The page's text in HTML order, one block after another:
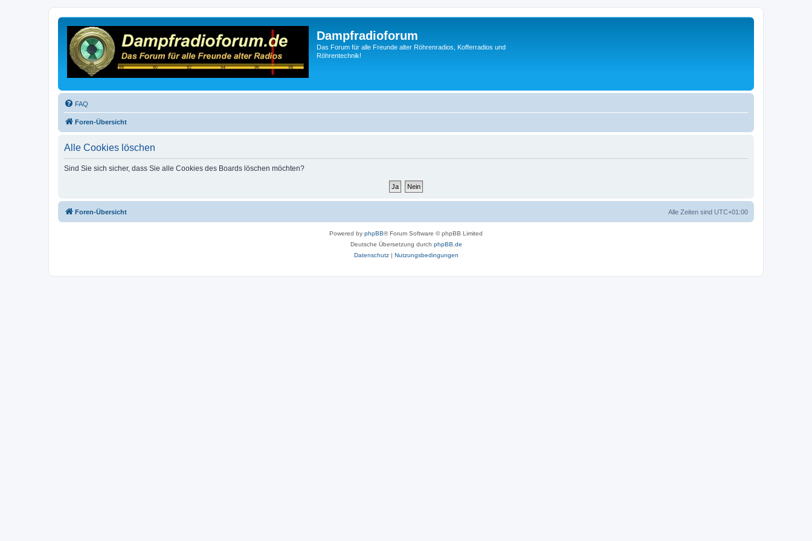
Dampfradioforum
Das Forum für alle Freunde alter Röhrenradios, Kofferradios und
Röhrentechnik!
FAQ
Foren-Übersicht
Alle Cookies löschen
Sind Sie sich sicher, dass Sie alle Cookies des Boards löschen möchten?
Foren-Übersicht Alle Zeiten sind UTC+01:00
Powered by phpBB® Forum Software © phpBB Limited
Deutsche Übersetzung durch phpBB.de
Datenschutz| Nutzungsbedingungen